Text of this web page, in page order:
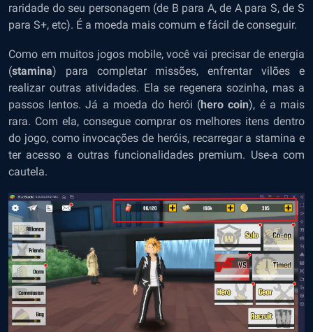
raridade do seu personagem (de B para A, de A para S, de S
para S+, etc). É a moeda mais comum e fácil de conseguir.
Como em muitos jogos mobile, você vai precisar de energia
(stamina) para completar missões, enfrentar vilões e
realizar outras atividades. Ela se regenera sozinha, mas a
passos lentos. Já a moeda do herói (hero coin), é a mais
rara. Com ela, consegue comprar os melhores itens dentro
do jogo, como invocações de heróis, recarregar a stamina e
ter acesso a outras funcionalidades premium. Use-a com
cautela.